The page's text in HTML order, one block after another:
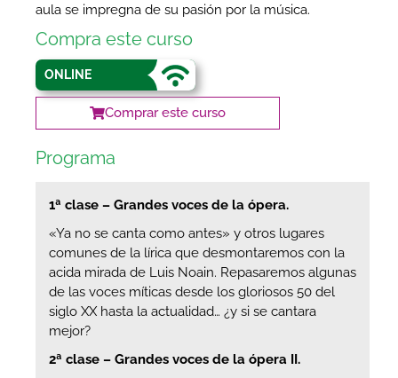
aula se impregna de su pasión por la música.
Compra este curso
ONLINE
Comprar este curso
Programa
1ª clase – Grandes voces de la ópera.
«Ya no se canta como antes» y otros lugares
comunes de la lírica que desmontaremos con la
acida mirada de Luis Noain. Repasaremos algunas
de las voces míticas desde los gloriosos 50 del
siglo XX hasta la actualidad… ¿y si se cantara
mejor?
2ª clase – Grandes voces de la ópera II.